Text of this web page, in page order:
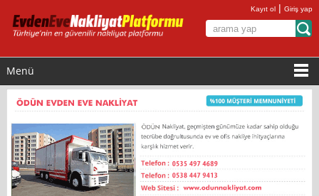
Kayıt ol |Giriş yap
Menü